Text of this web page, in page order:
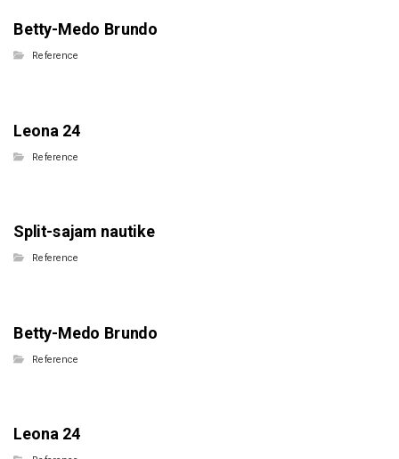
Betty-Medo Brundo
Reference
Leona 24
Reference
Split-sajam nautike
Reference
Betty-Medo Brundo
Reference
Leona 24